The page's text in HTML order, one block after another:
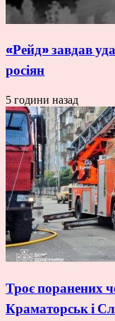
«Рейд» завдав
росіян
5 години назад
Троє поранених
Краматорськ і